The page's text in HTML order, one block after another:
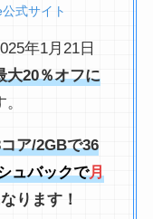
式サイト
年1月21日
大20％オフに
ア/2GBで36
ュバックで月
ります！